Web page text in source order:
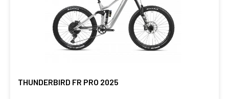
THUNDERBIRD FR PRO 2025